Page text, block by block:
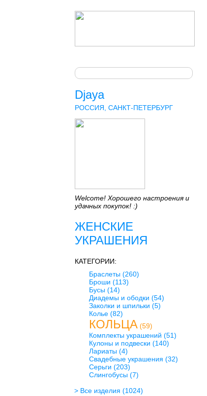
Djaya
РОССИЯ, САНКТ-ПЕТЕРБУРГ
Welcome! Хорошего настроения и
удачных покупок! :)
ЖЕНСКИЕ
УКРАШЕНИЯ
КАТЕГОРИИ:
Браслеты(260)
Броши (113)
Бусы(14)
Диадемы и ободки (54)
Заколки и шпильки (5)
Колье(82)
КОЛЬЦА(59)
Комплекты украшений (51)
Кулоны и подвески (140)
Лариаты(4)
Свадебные украшения (32)
Серьги (203)
Слингобусы(7)
> Все изделия (1024)